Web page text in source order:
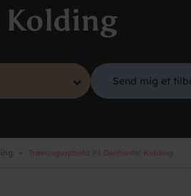
Send mig et